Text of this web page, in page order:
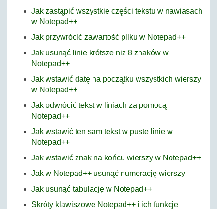
Jak zastąpić wszystkie części tekstu w nawiasach
w Notepad++
Jak przywrócić zawartość pliku w Notepad++
Jak usunąć linie krótsze niż 8 znaków w
Notepad++
Jak wstawić datę na początku wszystkich wierszy
w Notepad++
Jak odwrócić tekst w liniach za pomocą
Notepad++
Jak wstawić ten sam tekst w puste linie w
Notepad++
Jak wstawić znak na końcu wierszy w Notepad++
Jak w Notepad++ usunąć numerację wierszy
Jak usunąć tabulację w Notepad++
Skróty klawiszowe Notepad++ i ich funkcje